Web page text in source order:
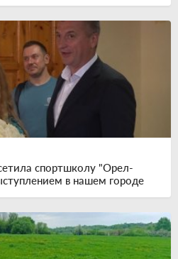
спортшколу "Орел-
в нашем городе